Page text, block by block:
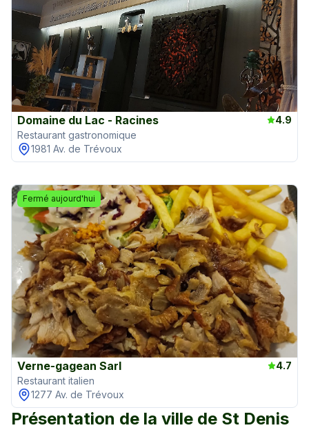
Domaine du Lac - Racines
4.9
Restaurant gastronomique
1981 Av. de Trévoux
Fermé aujourd'hui
Verne-gagean Sarl
4.7
Restaurant italien
1277 Av. de Trévoux
Présentation de la ville de St Denis